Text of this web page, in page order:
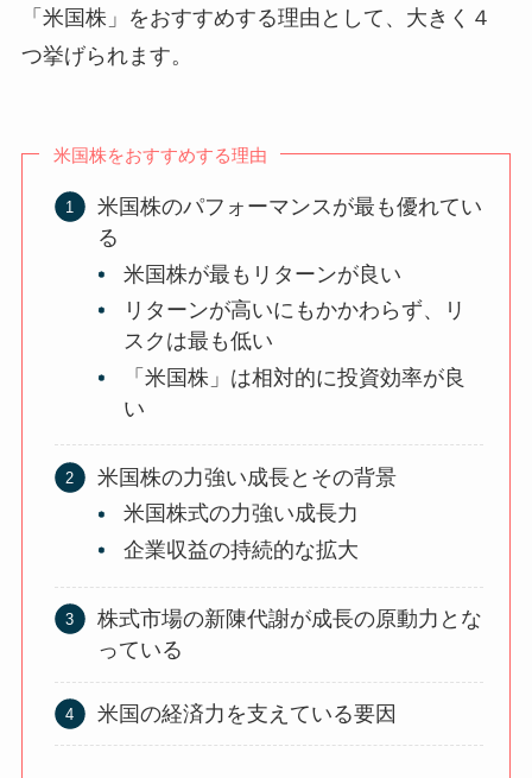
「米国株」をおすすめする理由として、大きく４
つ挙げられます。
米国株をおすすめする理由
米国株のパフォーマンスが最も優れてい
る
米国株が最もリターンが良い
リターンが高いにもかかわらず、リ
スクは最も低い
「米国株」は相対的に投資効率が良
い
米国株の力強い成長とその背景
米国株式の力強い成長力
企業収益の持続的な拡大
株式市場の新陳代謝が成長の原動力とな
っている
米国の経済力を支えている要因